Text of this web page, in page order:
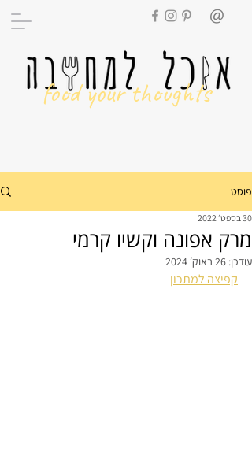
food your thoughts
פוסט
מרק אפונה וקשיו קרמי
30 בספט׳ 2022
עודכן: 26 באוק׳ 2024
קפיצה למתכון